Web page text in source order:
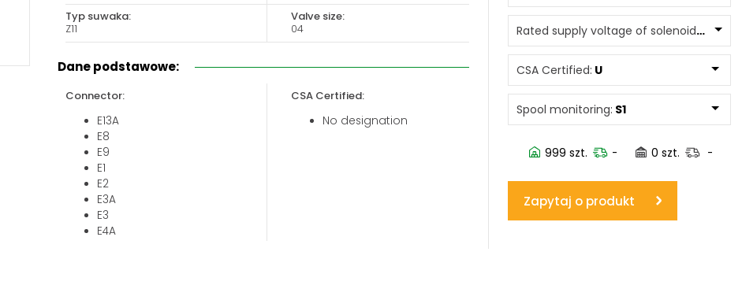
jawor@chss.pl
Typ suwaka:
Z11
Valve size:
04
Dane podstawowe:
Connector:
E13A
E8
E9
E1
E2
E3A
E3
E4A
CSA Certified:
No designation
Rated supply voltage of solenoids:
CSA Certified: U
Spool monitoring: S1
999 szt. - 0 szt. -
Zapytaj o produkt